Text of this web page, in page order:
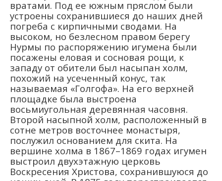
вратами. Под ее южным пряслом были
устроены сохранившиеся до наших дней
погреба с кирпичными сводами. На
высоком, но безлесном правом берегу
Нурмы по распоряжению игумена были
посажены еловая и сосновая рощи, к
западу от обители был насыпан холм,
похожий на усеченный конус, так
называемая «Голгофа». На его верхней
площадке была выстроена
восьмиугольная деревянная часовня.
Второй насыпной холм, расположенный в
сотне метров восточнее монастыря,
послужил основанием для скита. На
вершине холма в 1867–1869 годах игумен
выстроил двухэтажную церковь
Воскресения Христова, сохранившуюся до